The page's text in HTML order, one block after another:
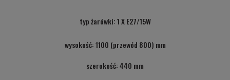
typ żarówki: 1 X E27/15W
wysokość: 1100 (przewód 800) mm
szerokość: 440 mm